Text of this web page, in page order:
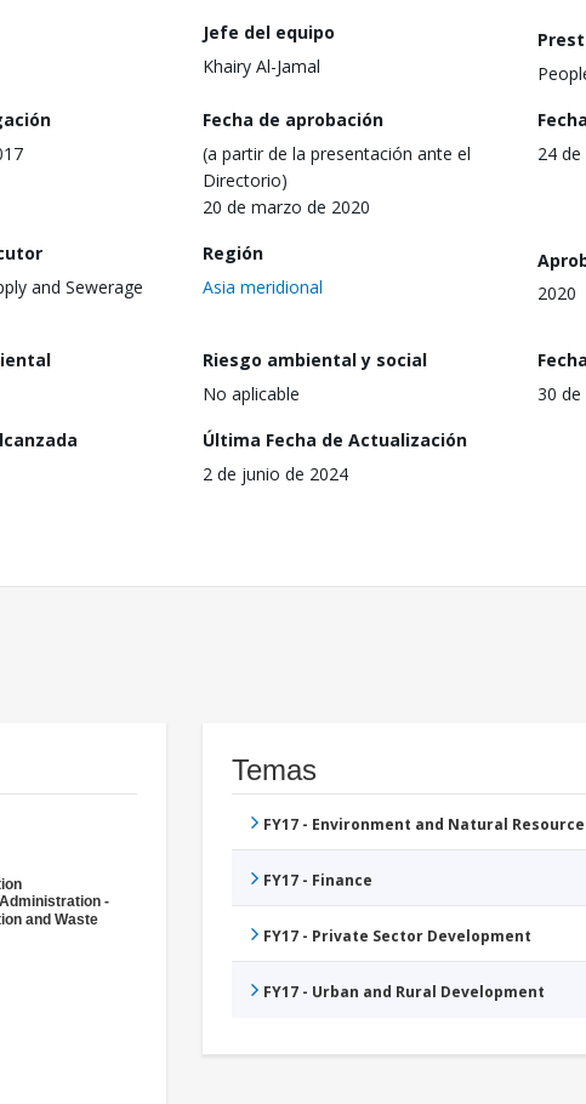
Jefe del equipo
Khairy Al-Jamal
Fecha de aprobación
(a partir de la presentación ante el
Directorio)
20 de marzo de 2020
24
and Sewerage
Región
Asia meridional
2020
Riesgo ambiental y social
No aplicable
30 de
Última Fecha de Actualización
2 de junio de 2024
-
and Waste
Temas
FY17 - Environment and Natural
FY17 - Finance
FY17 - Private Sector Development
FY17 - Urban and Rural Development